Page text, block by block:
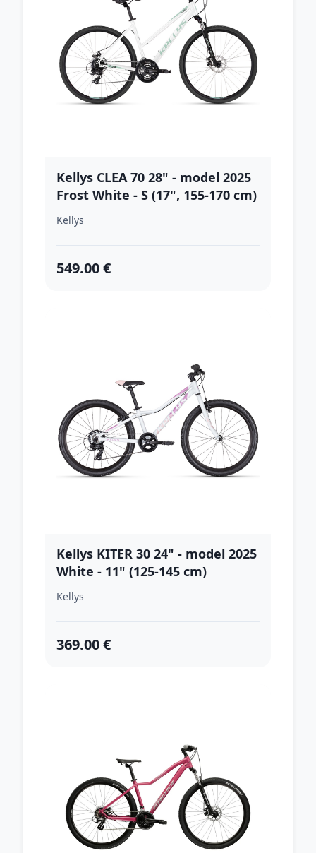
Kellys CLEA 70 28" - model 2025
Frost White - S (17", 155-170 cm)
Kellys
549.00 €
Kellys KITER 30 24" - model 2025
White - 11" (125-145 cm)
Kellys
369.00 €